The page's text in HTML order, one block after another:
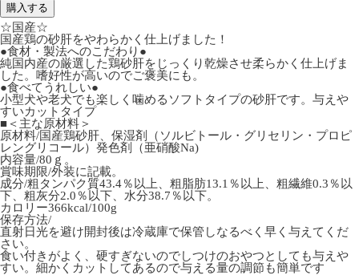
☆国産☆
国産鶏の砂肝をやわらかく仕上げました！
●食材・製法へのこだわり●
純国内産の厳選した鶏砂肝をじっくり乾燥させ柔らかく仕上げま
した。嗜好性が高いのでご褒美にも。
●食べてうれしい●
小型犬や老犬でも楽しく噛めるソフトタイプの砂肝です。与えや
すいカットタイプ
■＜主な原材料＞
原材料/国産鶏砂肝、保湿剤（ソルビトール・グリセリン・プロピ
レングリコール）発色剤（亜硝酸Na)
内容量/80ｇ。
賞味期限/外装に記載。
成分/粗タンパク質43.4％以上、粗脂肪13.1％以上、粗繊維0.3％以
下、粗灰分2.0％以下、水分38.7％以下。
カロリー366kcal/100g
保存方法/
直射日光を避け開封後は冷蔵庫で保管しなるべく早く与えてくだ
さい。
食い付きがよく、硬すぎないのでしつけのおやつとしても与えや
すい。細かくカットしてあるので与える量の調節も簡単です